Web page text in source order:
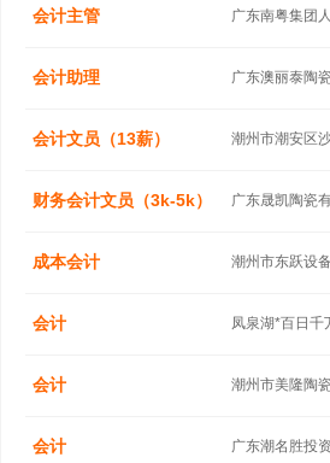
会计主管 广东南粤集团
会计助理 广东澳丽泰陶
会计文员（13薪） 潮州市潮安区
财务会计文员（3k-5k） 广东晟凯陶瓷
成本会计 潮州市东跃设
会计 凤泉湖*百日千
会计 潮州市美隆陶
会计 广东潮名胜投